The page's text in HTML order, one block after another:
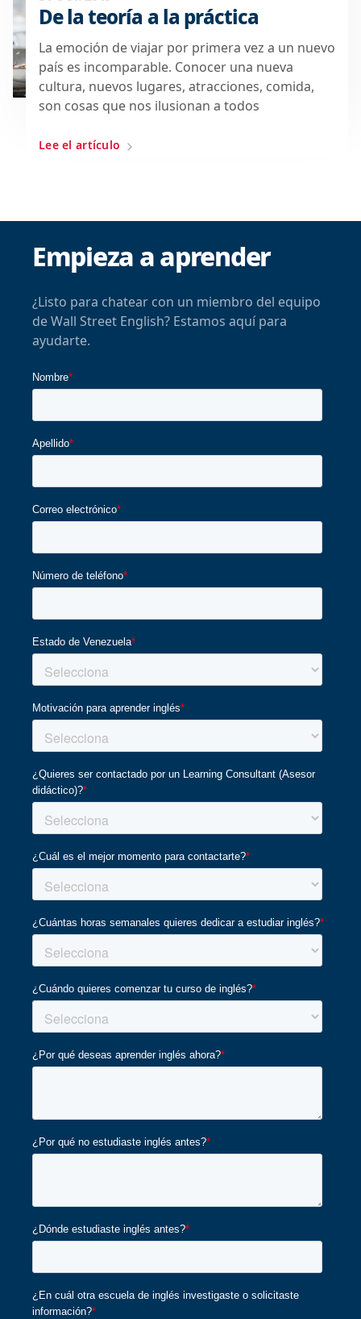
De la teoría a la práctica
La emoción de viajar por primera vez a un nuevo
país es incomparable. Conocer una nueva
cultura, nuevos lugares, atracciones, comida,
son cosas que nos ilusionan a todos
Lee el artículo
Empieza a aprender
¿Listo para chatear con un miembro del equipo
de Wall Street English? Estamos aquí para
ayudarte.